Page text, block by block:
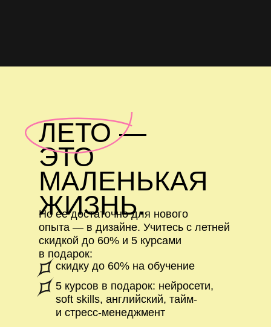
ЛЕТО —
ЭТО
МАЛЕНЬКАЯ
ЖИЗНЬ.
Но ее достаточно для нового
опыта — в дизайне. Учитесь с летней
скидкой до 60% и 5 курсами
в подарок:
скидку до 60% на обучение
5 курсов в подарок: нейросети,
soft skills, английский, тайм-
и стресс-менеджмент